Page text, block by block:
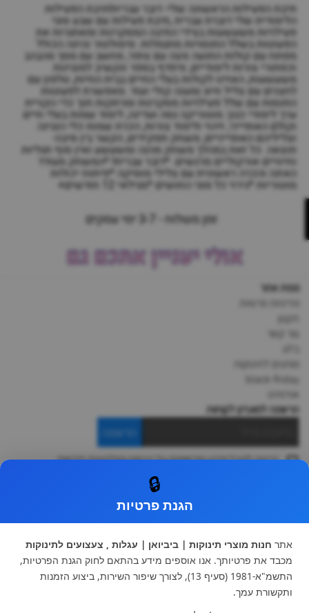
תיבת הפעילות הראשונה שלי- דובר עברית!תיבת הפעילות
הלימודית שלי דוברת עברית ,תיבת פעילות עם שבע סוגי
פעילויות משעשעות בצידי התיבה המסקרנות ומאתגרות את
הפעוטות בשלל התנסויות מתגמלות. סימולטור נהיגה הכולל
מפתח עם קולות התנעה והגה עם צופר, מחשב עם מסך מהבהב
וכפתורי צורות לימודיים, נדפדף בספר ונקשיב למנגינות
משעשעות, האזינו לקולות בעלי החיים בבית החיות, טלפון עם
לחצנים עם צליל חיוג ומענה קולי ועוד. מאפשרת לפעוטות
התנסות עם שלל פעילויות מסקרנות ומרתקות תוך כדי הקניית
ערך לימודי כגון: מוטוריקה גסה ועדינה, לימוד שמות בעלי חיים
וקולם האופייני, זיהוי ולימוד צורות, הכרת שמות כלי הנגינה
וצליליהם האופייניים, משחק תפקידים, הקשר בין סיבה-
תוצאה. כל זאת במהלך משחק מהנה ומשעשע ואין סוף תגליות
וחיוויים אורקוליים מרגשים. *דובר עברית! *המשחק מעודד
האזנה והכרה ראשונית עם צלילי מוסיקה *פיתוח יכולות
מוטוריות *גירוי כל סוגי החושים *מגילאי 12 חודשים+
זמן משלוח - 3-7 ימי עסקים
אולי יעניין אתכם גם
מפת אתר
צור קשר
מותגים לתינוקות
black-friday
אודותינו
הרשמה למועדון לקוחות
הרשמה
ברצוני לקבל מידע ופרסומות על הנחות וקולקציות חדשות
עגלות וטיולונים
כיסא בטיחות ואביזרים
ריהוט לתינוקות
מצעים למיטת תינוק וטקסטיל
צעצועי ילדים
על גלגלים
הנקה והאכלה
🔒
הגנת פרטיות
אתר חנות מוצרי תינוקות | ביביואן | עגלות , צעצועים לתינוקות
מכבד את פרטיותך. אנו אוספים מידע בהתאם לחוק הגנת הפרטיות,
התשמ"א-1981 (סעיף 13), לצורך שיפור השירות, ביצוע הזמנות
ותקשורת עמך.